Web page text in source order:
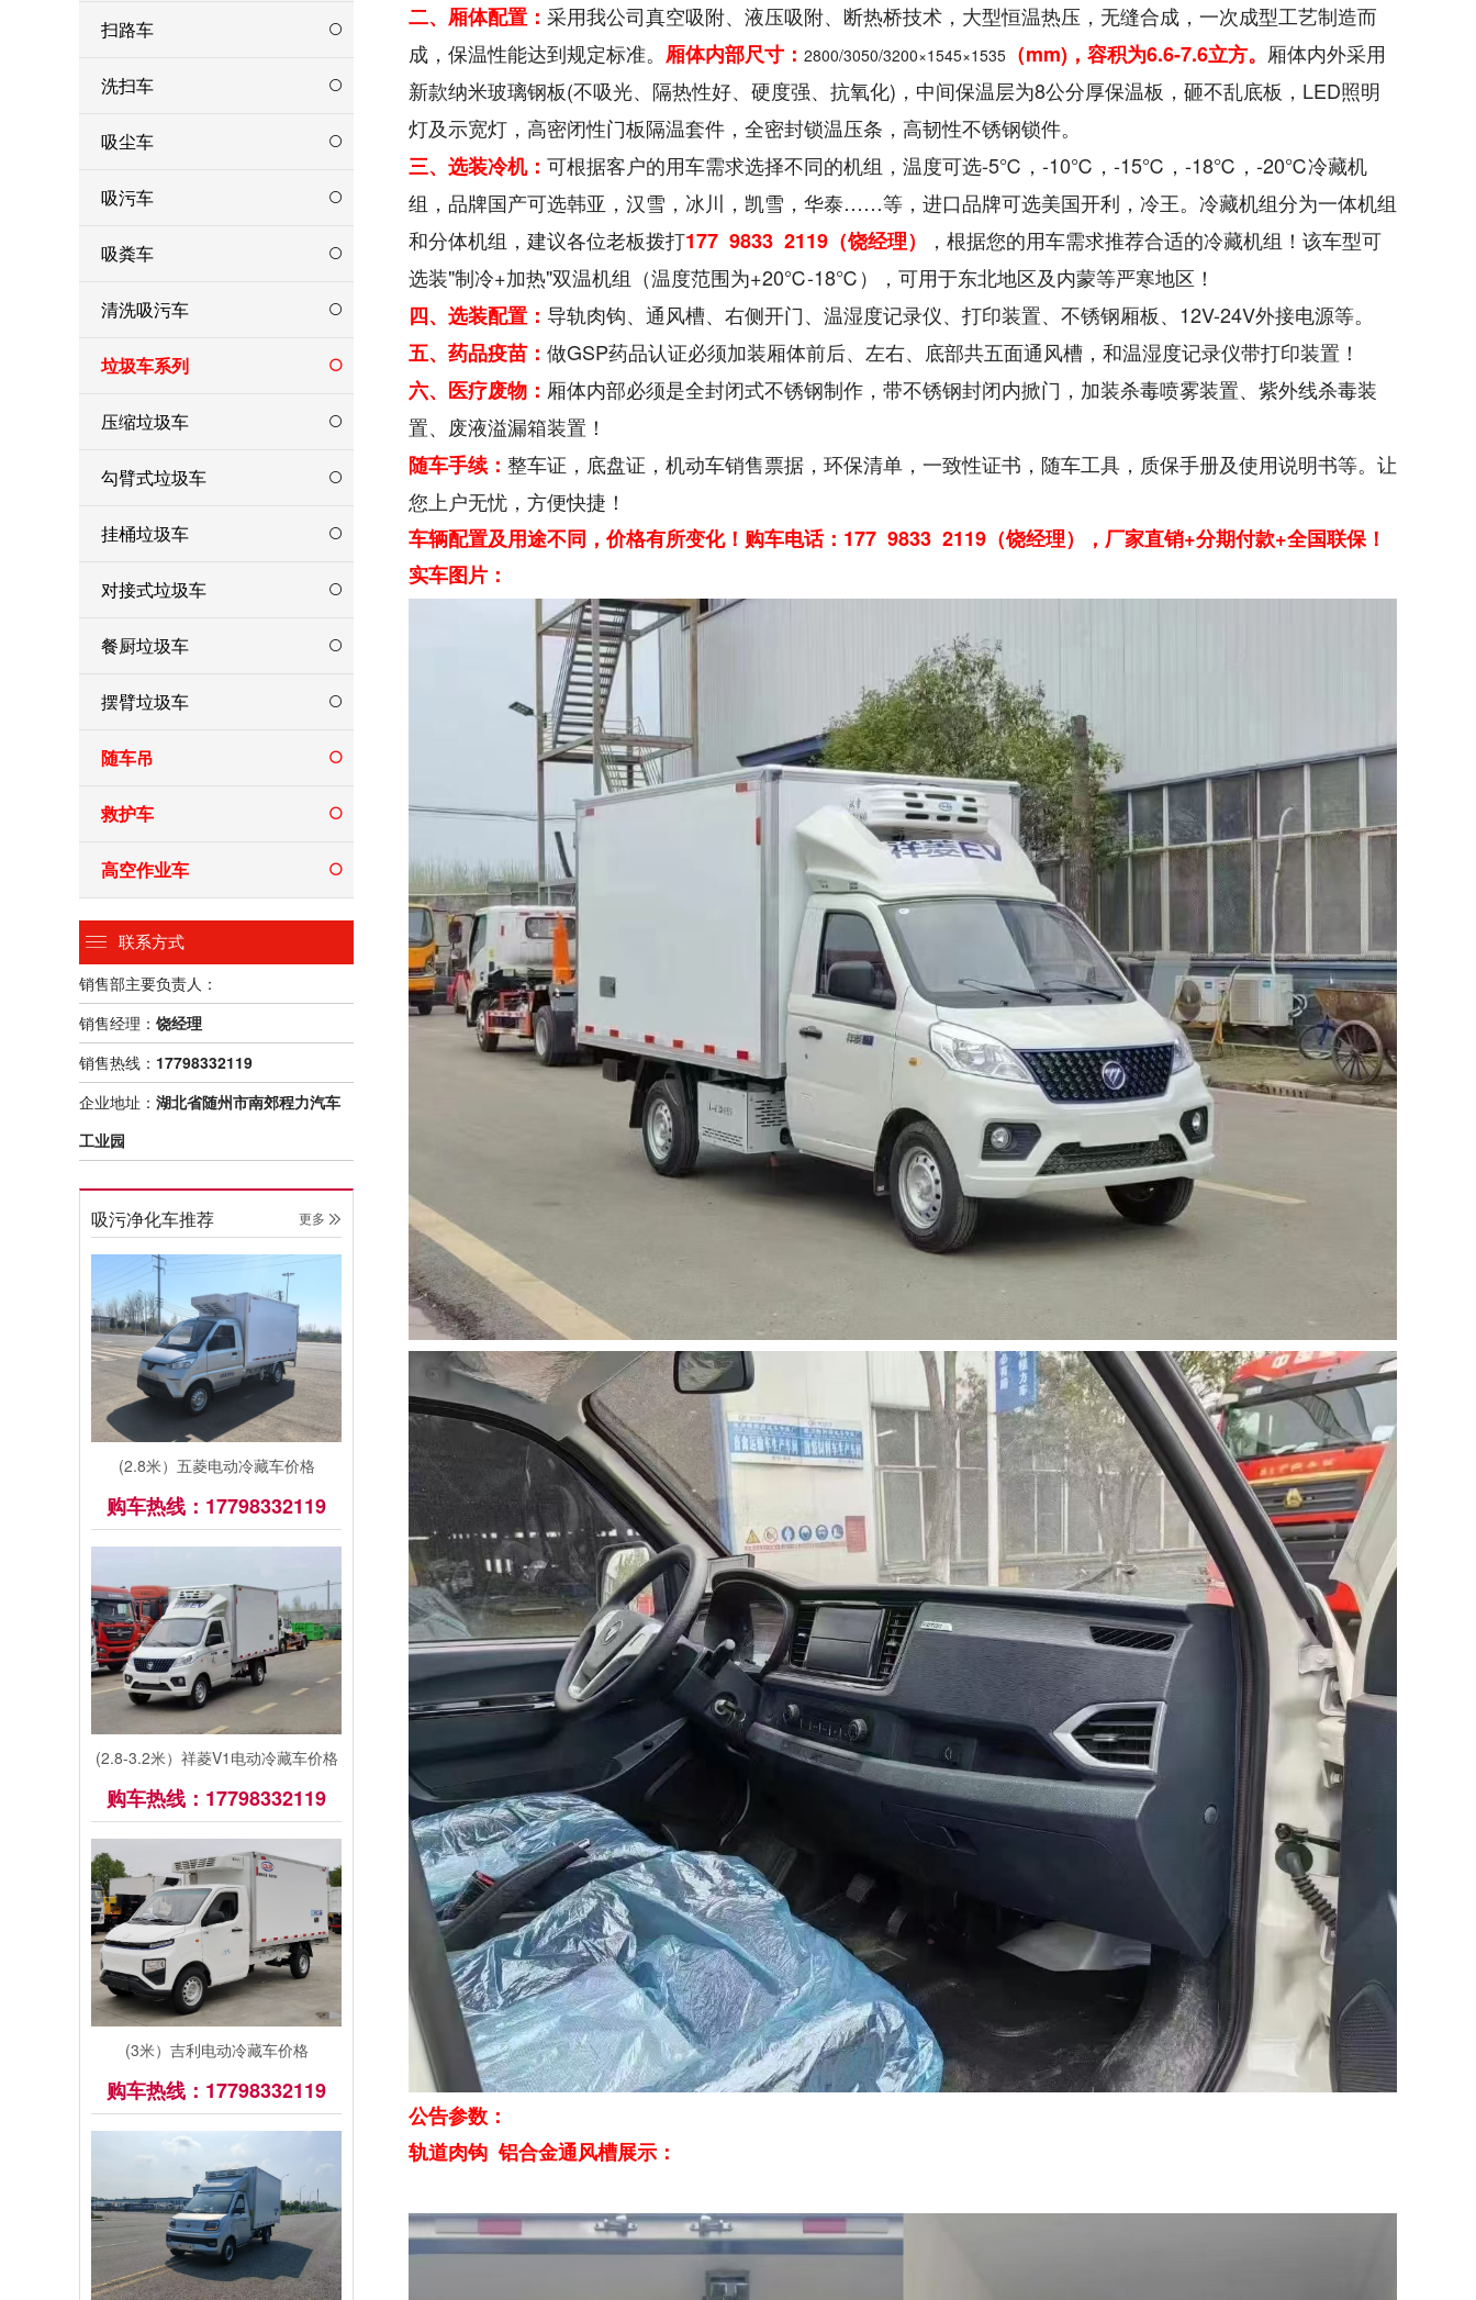
扫路车
洗扫车
吸尘车
吸污车
吸粪车
清洗吸污车
垃圾车系列
压缩垃圾车
勾臂式垃圾车
挂桶垃圾车
对接式垃圾车
餐厨垃圾车
摆臂垃圾车
随车吊
救护车
高空作业车
联系方式
销售部主要负责人：
销售经理： 饶经理
销售热线： 17798332119
企业地址： 湖北省随州市南郊程力汽车
工业园
吸污净化车推荐 更多 
(2.8米）五菱电动冷藏车价格
购车热线：17798332119
(2.8-3.2米）祥菱V1电动冷藏车价格
购车热线：17798332119
(3米）吉利电动冷藏车价格
购车热线：17798332119
二、厢体配置： 采用我公司真空吸附、液压吸附、断热桥技术，大型恒温热压，无缝合成，一次成型工艺制造而
成，保温性能达到规定标准。 厢体内部尺寸： 2800/3050/3200×1545×1535 （mm)，容积为6.6-7.6立方。 厢体内外采用
新款纳米玻璃钢板(不吸光、隔热性好、硬度强、抗氧化)，中间保温层为8公分厚保温板，砸不乱底板，LED照明
灯及示宽灯，高密闭性门板隔温套件，全密封锁温压条，高韧性不锈钢锁件。
三、选装冷机： 可根据客户的用车需求选择不同的机组，温度可选-5℃，-10℃，-15℃，-18℃，-20℃冷藏机
组，品牌国产可选韩亚，汉雪，冰川，凯雪，华泰……等，进口品牌可选美国开利，冷王。冷藏机组分为一体机组
和分体机组，建议各位老板拨打177 9833 2119（饶经理）
，根据您的用车需求推荐合适的冷藏机组！该车型可
选装"制冷+加热"双温机组（温度范围为+20℃-18℃），可用于东北地区及内蒙等严寒地区！
四、选装配置： 导轨肉钩、通风槽、右侧开门、温湿度记录仪、打印装置、不锈钢厢板、12V-24V外接电源等。
五、药品疫苗： 做GSP药品认证必须加装厢体前后、左右、底部共五面通风槽，和温湿度记录仪带打印装置！
六、医疗废物： 厢体内部必须是全封闭式不锈钢制作，带不锈钢封闭内掀门，加装杀毒喷雾装置、紫外线杀毒装
置、废液溢漏箱装置！
随车手续： 整车证，底盘证，机动车销售票据，环保清单，一致性证书，随车工具，质保手册及使用说明书等。让
您上户无忧，方便快捷！
车辆配置及用途不同，价格有所变化！购车电话：177 9833 2119（饶经理），厂家直销+分期付款+全国联保！
实车图片：
公告参数：
轨道肉钩 铝合金通风槽展示：